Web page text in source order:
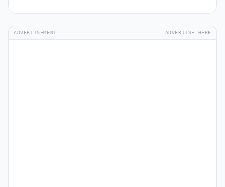
ADVERTISEMENT ADVERTISE HERE